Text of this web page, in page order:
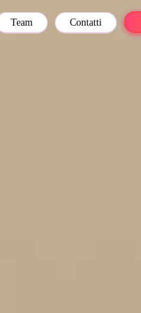
Team Contatti